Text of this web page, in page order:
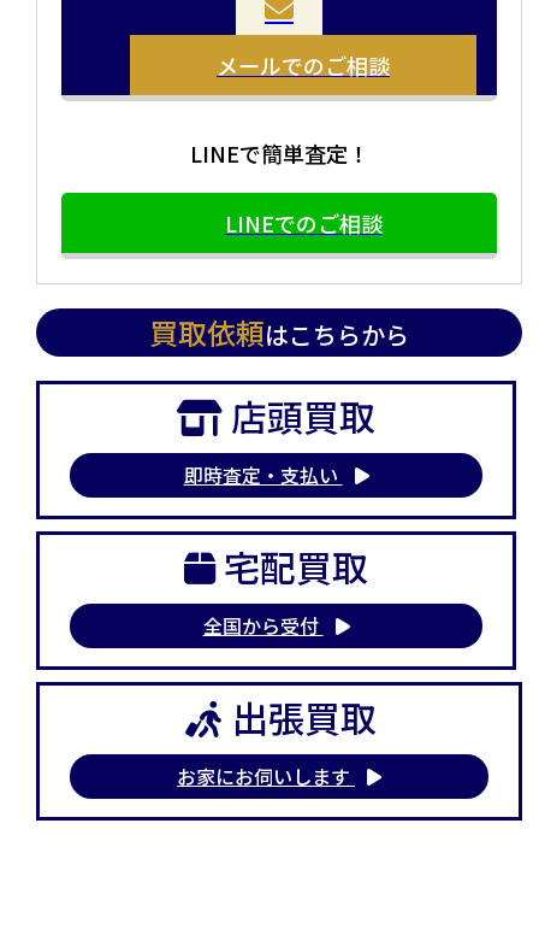
メールでのご相談
LINEで簡単査定！
LINEでのご相談
買取依頼はこちらから
店頭買取
即時査定・支払い
宅配買取
全国から受付
出張買取
お家にお伺いします